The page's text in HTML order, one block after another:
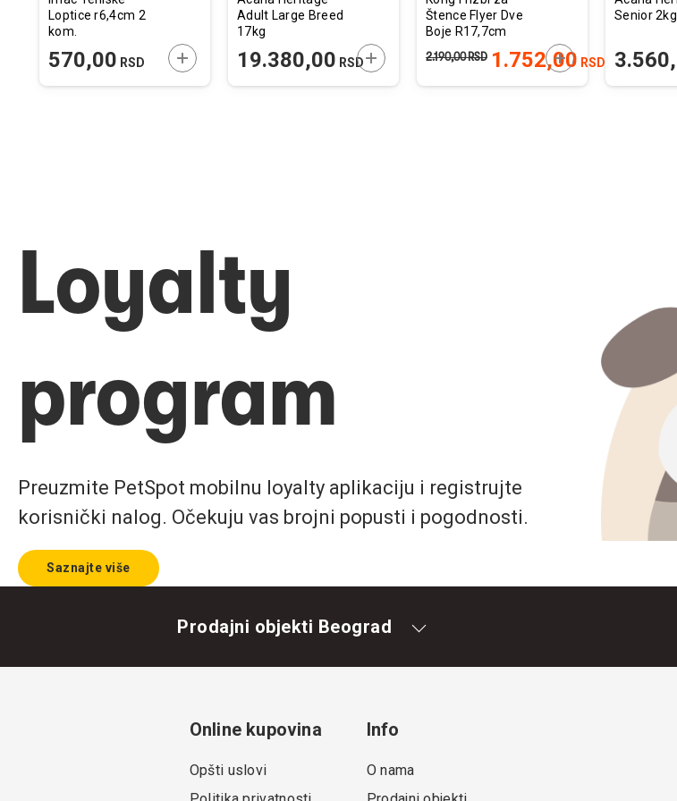
U KORPU
Loptice r6,4cm 2
kom.
570,00 RSD DODAJTE U KORPU
Adult Large Breed
17kg
19.380,00 RSDDODAJTE U KORPU
Štence Flyer Dve
Boje R17,7cm
1.752,00 RSD
2.190,00RSD DODAJTE U KORPU
Senior 2kg
Loyalty
program
Preuzmite PetSpot mobilnu loyalty aplikaciju i registrujte
korisnički nalog. Očekuju vas brojni popusti i pogodnosti.
Saznajte više
Prodajni objekti Beograd
Online kupovina
Opšti uslovi
Info
O nama